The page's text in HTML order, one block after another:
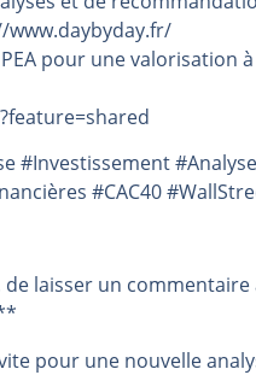
pour une
#Investissement
#CAC40
laisser un
pour une nouvelle